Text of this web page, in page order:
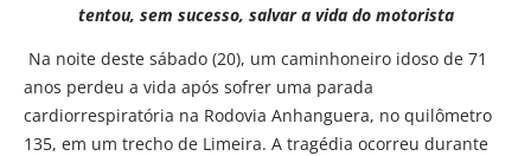
tentou, sem sucesso, salvar a vida do motorista
Na noite deste sábado (20), um caminhoneiro idoso de 71
anos perdeu a vida após sofrer uma parada
cardiorrespiratória na Rodovia Anhanguera, no quilômetro
135, em um trecho de Limeira. A tragédia ocorreu durante